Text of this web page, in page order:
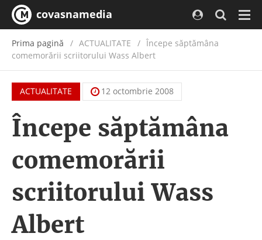
covasnamedia
Prima pagină ACTUALITATE / Începe săptămâna
comemorării scriitorului Wass Albert
ACTUALITATE 12 octombrie 2008
Începe săptămâna
comemorării
scriitorului Wass
Albert